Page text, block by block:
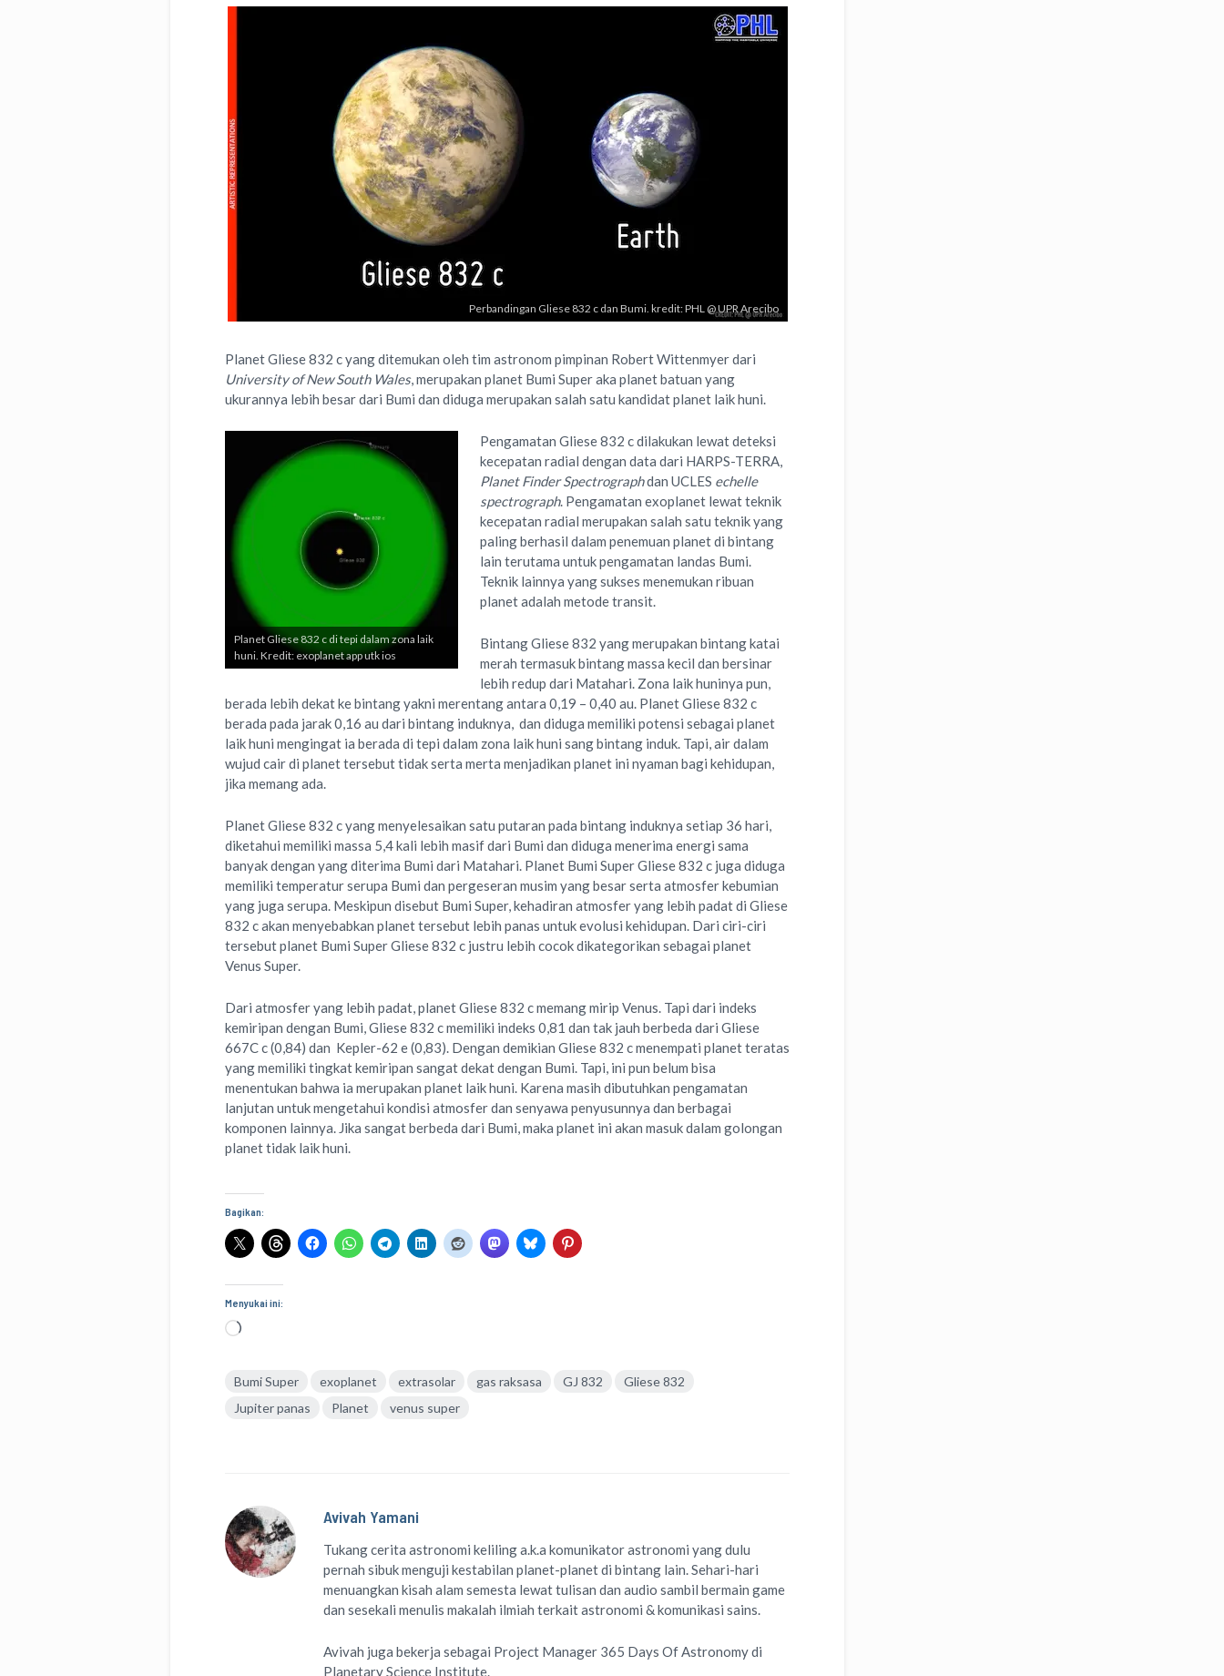
Perbandingan Gliese 832 c dan Bumi. kredit: PHL @ UPR Arecibo
Planet Gliese 832 c yang ditemukan oleh tim astronom pimpinan Robert Wittenmyer dari
University of New South Wales, merupakan planet Bumi Super aka planet batuan yang
ukurannya lebih besar dari Bumi dan diduga merupakan salah satu kandidat planet laik huni.
Planet Gliese 832 c di tepi dalam zona laik
huni. Kredit: exoplanet app utk ios
Pengamatan Gliese 832 c dilakukan lewat deteksi
kecepatan radial dengan data dari HARPS-TERRA,
Planet Finder Spectrographdan UCLES echelle
spectrograph. Pengamatan exoplanet lewat teknik
kecepatan radial merupakan salah satu teknik yang
paling berhasil dalam penemuan planet di bintang
lain terutama untuk pengamatan landas Bumi.
Teknik lainnya yang sukses menemukan ribuan
planet adalah metode transit.
Bintang Gliese 832 yang merupakan bintang katai
merah termasuk bintang massa kecil dan bersinar
lebih redup dari Matahari. Zona laik huninya pun,
berada lebih dekat ke bintang yakni merentang antara 0,19 – 0,40 au. Planet Gliese 832 c
berada pada jarak 0,16 au dari bintang induknya, dan diduga memiliki potensi sebagai planet
laik huni mengingat ia berada di tepi dalam zona laik huni sang bintang induk. Tapi, air dalam
wujud cair di planet tersebut tidak serta merta menjadikan planet ini nyaman bagi kehidupan,
jika memang ada.
Planet Gliese 832 c yang menyelesaikan satu putaran pada bintang induknya setiap 36 hari,
diketahui memiliki massa 5,4 kali lebih masif dari Bumi dan diduga menerima energi sama
banyak dengan yang diterima Bumi dari Matahari. Planet Bumi Super Gliese 832 c juga diduga
memiliki temperatur serupa Bumi dan pergeseran musim yang besar serta atmosfer kebumian
yang juga serupa. Meskipun disebut Bumi Super, kehadiran atmosfer yang lebih padat di Gliese
832 c akan menyebabkan planet tersebut lebih panas untuk evolusi kehidupan. Dari ciri-ciri
tersebut planet Bumi Super Gliese 832 c justru lebih cocok dikategorikan sebagai planet
Venus Super.
Dari atmosfer yang lebih padat, planet Gliese 832 c memang mirip Venus. Tapi dari indeks
kemiripan dengan Bumi, Gliese 832 c memiliki indeks 0,81 dan tak jauh berbeda dari Gliese
667C c (0,84) dan Kepler-62 e (0,83). Dengan demikian Gliese 832 c menempati planet teratas
yang memiliki tingkat kemiripan sangat dekat dengan Bumi. Tapi, ini pun belum bisa
menentukan bahwa ia merupakan planet laik huni. Karena masih dibutuhkan pengamatan
lanjutan untuk mengetahui kondisi atmosfer dan senyawa penyusunnya dan berbagai
komponen lainnya. Jika sangat berbeda dari Bumi, maka planet ini akan masuk dalam golongan
planet tidak laik huni.
Bagikan:
Menyukai ini:
Memuat...
Bumi Super exoplanet extrasolar gas raksasa GJ 832
Gliese 832
Jupiter panas
Planet venus super
Avivah Yamani
Tukang cerita astronomi kelilinga.k.akomunikator astronomi yang dulu
pernah sibuk menguji kestabilan planet-planet di bintang lain. Sehari-hari
menuangkan kisah alam semesta lewattulisandanaudio sambil bermain game
dan sesekali menulismakalah ilmiah terkait astronomi &komunikasi sains.
Avivah juga bekerja sebagai Project Manager 365 Days Of Astronomydi
Planetary Science Institute.